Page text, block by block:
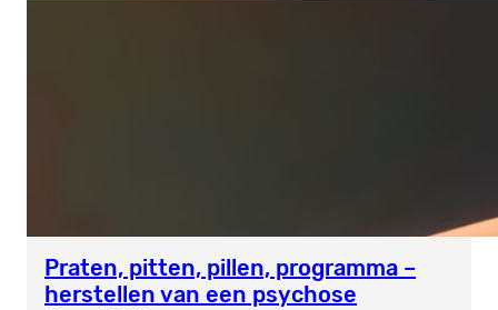
Praten, pitten, pillen, programma –
herstellen van een psychose